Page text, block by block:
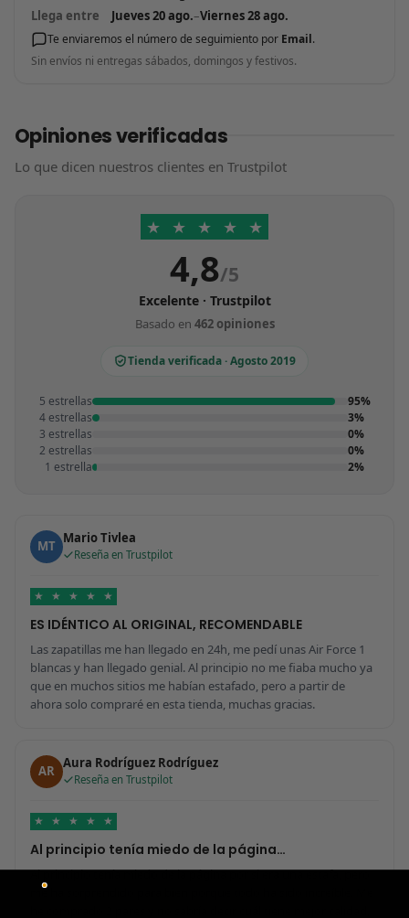
Llega entre
Jueves 20 ago.–Viernes 28 ago.
Te enviaremos el número de seguimiento por Email.
Sin envíos ni entregas sábados, domingos y festivos.
Opiniones verificadas
Lo que dicen nuestros clientes en Trustpilot
★ ★ ★ ★ ★
4,8/5
Excelente · Trustpilot
Basado en 462 opiniones
Tienda verificada · Agosto 2019
5 estrellas
95%
4 estrellas
3%
3 estrellas
0%
2 estrellas
0%
1 estrella
2%
MT Mario Tivlea
Reseña en Trustpilot
★ ★ ★ ★ ★
ES IDÉNTICO AL ORIGINAL, RECOMENDABLE
Las zapatillas me han llegado en 24h, me pedí unas Air Force 1
blancas y han llegado genial. Al principio no me fiaba mucho ya
que en muchos sitios me habían estafado, pero a partir de
ahora solo compraré en esta tienda, muchas gracias.
AR Aura Rodríguez Rodríguez
Reseña en Trustpilot
★ ★ ★ ★ ★
Al principio tenía miedo de la página…
Al principio tenía miedo de la página por si era una estafa, pero
me ha sorprendido para bien porque todo ha sido increíble. Me